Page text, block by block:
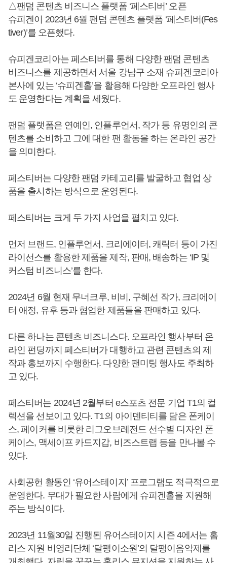
△팬덤 콘텐츠 비즈니스 플랫폼 ‘페스티버’ 오픈
슈피겐이 2023년 6월 팬덤 콘텐츠 플랫폼 ‘페스티버(Fes
tiver)’를 오픈했다.
슈피겐코리아는 페스티버를 통해 다양한 팬덤 콘텐츠
비즈니스를 제공하면서 서울 강남구 소재 슈피겐코리아
본사에 있는 ‘슈피겐홀’을 활용해 다양한 오프라인 행사
도 운영한다는 계획을 세웠다.
팬덤 플랫폼은 연예인, 인플루언서, 작가 등 유명인의 콘
텐츠를 소비하고 그에 대한 팬 활동을 하는 온라인 공간
을 의미한다.
페스티버는 다양한 팬덤 카테고리를 발굴하고 협업 상
품을 출시하는 방식으로 운영된다.
페스티버는 크게 두 가지 사업을 펼치고 있다.
먼저 브랜드, 인플루언서, 크리에이터, 캐릭터 등이 가진
라이선스를 활용한 제품을 제작, 판매, 배송하는 ‘IP 및
커스텀 비즈니스’를 한다.
2024년 6월 현재 무너크루, 비비, 구혜선 작가, 크리에이
터 애정, 유후 등과 협업한 제품들을 판매하고 있다.
다른 하나는 콘텐츠 비즈니스다. 오프라인 행사부터 온
라인 펀딩까지 페스티버가 대행하고 관련 콘텐츠의 제
작과 홍보까지 수행한다. 다양한 팬미팅 행사도 주최하
고 있다.
페스티버는 2024년 2월부터 e스포츠 전문 기업 T1의 컬
렉션을 선보이고 있다. T1의 아이덴티티를 담은 폰케이
스, 페이커를 비롯한 리그오브레전드 선수별 디자인 폰
케이스, 맥세이프 카드지갑, 비즈스트랩 등을 만나볼 수
있다.
사회공헌 활동인 ‘유어스테이지’ 프로그램도 적극적으로
운영한다. 무대가 필요한 사람에게 슈피겐홀을 지원해
주는 방식이다.
2023년 11월30일 진행된 유어스테이지 시즌 4에서는 홈
리스 지원 비영리단체 ‘달팽이소원’의 달팽이음악제를